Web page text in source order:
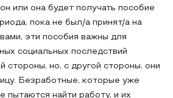
или она будет получать пособие
пока не был/а принят/а на
эти пособия важны для
социальных последствий
стороны, но, с другой стороны, они
Безработные, которые уже
пытаются найти работу, и их